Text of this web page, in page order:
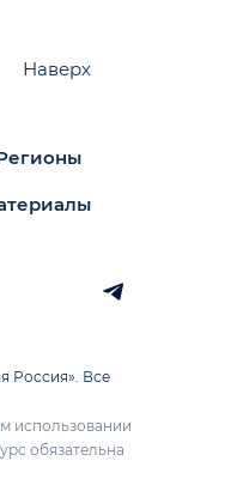
Наверх
Россия». Все
использовании
обязательна